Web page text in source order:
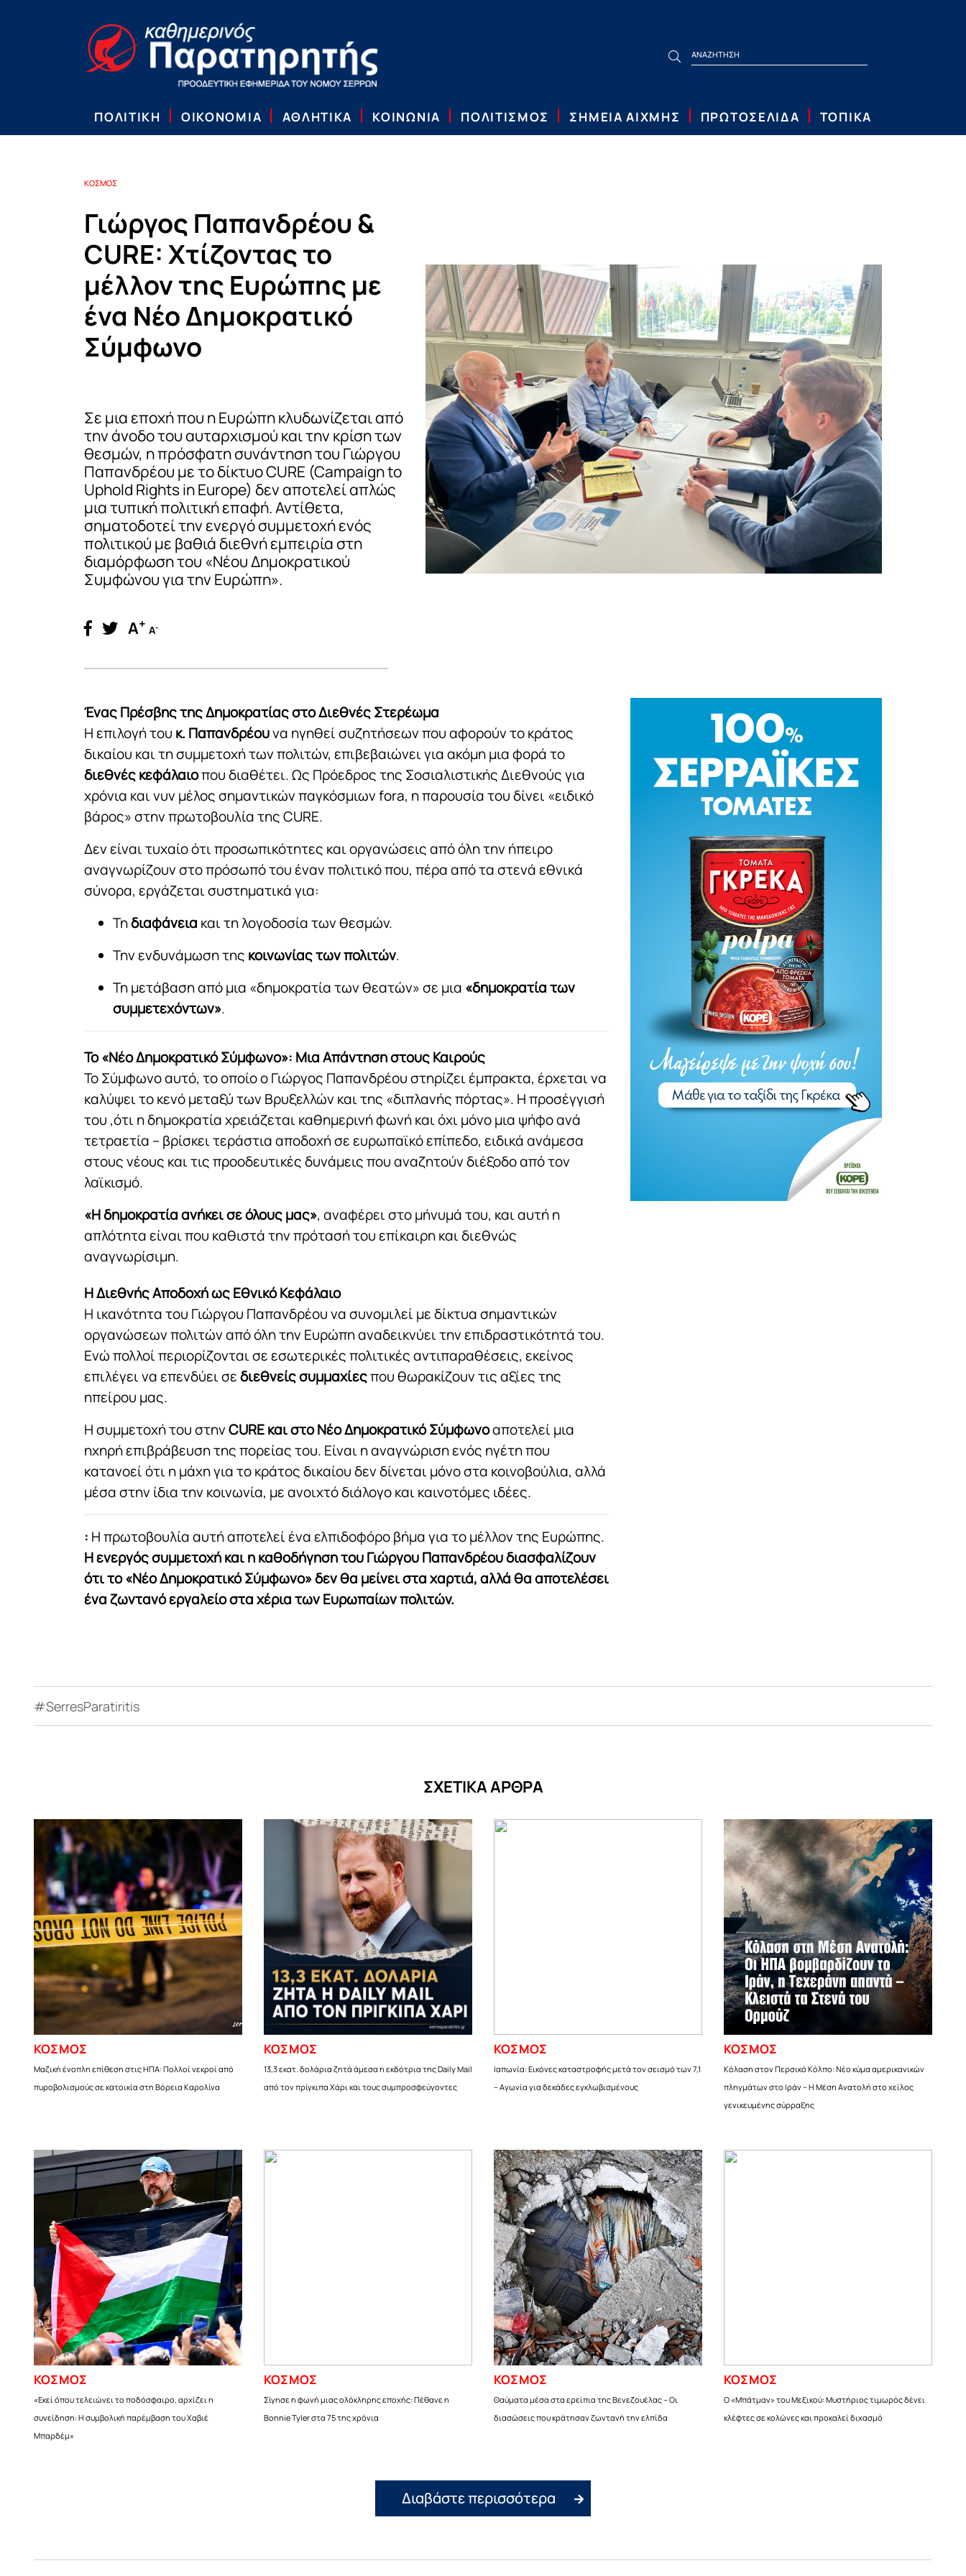
ΠΟΛΙΤΙΚΗ ΟΙΚΟΝΟΜΙΑ ΑΘΛΗΤΙΚΑ ΚΟΙΝΩΝΙΑ ΠΟΛΙΤΙΣΜΟΣ ΣΗΜΕΙΑ ΑΙΧΜΗΣ ΠΡΩΤΟΣΕΛΙΔΑ ΤΟΠΙΚΑ
ΚΟΣΜΟΣ
Γιώργος Παπανδρέου &
CURE: Χτίζοντας το
μέλλον της Ευρώπης με
ένα Νέο Δημοκρατικό
Σύμφωνο
Σε μια εποχή που η Ευρώπη κλυδωνίζεται από
την άνοδο του αυταρχισμού και την κρίση των
θεσμών, η πρόσφατη συνάντηση του Γιώργου
Παπανδρέου με το δίκτυο CURE (Campaign to
Uphold Rights in Europe) δεν αποτελεί απλώς
μια τυπική πολιτική επαφή. Αντίθετα,
σηματοδοτεί την ενεργό συμμετοχή ενός
πολιτικού με βαθιά διεθνή εμπειρία στη
διαμόρφωση του «Νέου Δημοκρατικού
Συμφώνου για την Ευρώπη».
A+ A-
Ένας Πρέσβης της Δημοκρατίας στο Διεθνές Στερέωμα
Η επιλογή του κ. Παπανδρέουνα ηγηθεί συζητήσεων που αφορούν το κράτος
δικαίου και τη συμμετοχή των πολιτών, επιβεβαιώνει για ακόμη μια φορά το
διεθνές κεφάλαιοπου διαθέτει. Ως Πρόεδρος της Σοσιαλιστικής Διεθνούς για
χρόνια και νυν μέλος σημαντικών παγκόσμιων fora, η παρουσία του δίνει «ειδικό
βάρος» στην πρωτοβουλία της CURE.
Δεν είναι τυχαίο ότι προσωπικότητες και οργανώσεις από όλη την ήπειρο
αναγνωρίζουν στο πρόσωπό του έναν πολιτικό που, πέρα από τα στενά εθνικά
σύνορα, εργάζεται συστηματικά για:
Τηδιαφάνεια και τη λογοδοσία των θεσμών.
Την ενδυνάμωση της κοινωνίας των πολιτών.
Τη μετάβαση από μια «δημοκρατία των θεατών» σε μια «δημοκρατία των
συμμετεχόντων».
Το «Νέο Δημοκρατικό Σύμφωνο»: Μια Απάντηση στους Καιρούς
Το Σύμφωνο αυτό, το οποίο ο Γιώργος Παπανδρέου στηρίζει έμπρακτα, έρχεται να
καλύψει το κενό μεταξύ των Βρυξελλών και της «διπλανής πόρτας». Η προσέγγισή
του ,ότι η δημοκρατία χρειάζεται καθημερινή φωνή και όχι μόνο μια ψήφο ανά
τετραετία – βρίσκει τεράστια αποδοχή σε ευρωπαϊκό επίπεδο, ειδικά ανάμεσα
στους νέους και τις προοδευτικές δυνάμεις που αναζητούν διέξοδο από τον
λαϊκισμό.
«Η δημοκρατία ανήκει σε όλους μας», αναφέρει στο μήνυμά του, και αυτή η
απλότητα είναι που καθιστά την πρότασή του επίκαιρη και διεθνώς
αναγνωρίσιμη.
Η Διεθνής Αποδοχή ως Εθνικό Κεφάλαιο
Η ικανότητα του Γιώργου Παπανδρέου να συνομιλεί με δίκτυα σημαντικών
οργανώσεων πολιτών από όλη την Ευρώπη αναδεικνύει την επιδραστικότητά του.
Ενώ πολλοί περιορίζονται σε εσωτερικές πολιτικές αντιπαραθέσεις, εκείνος
επιλέγει να επενδύει σεδιεθνείς συμμαχίεςπου θωρακίζουν τις αξίες της
ηπείρου μας.
Η συμμετοχή του στηνCURE και στο Νέο Δημοκρατικό Σύμφωνοαποτελεί μια
ηχηρή επιβράβευση της πορείας του. Είναι η αναγνώριση ενός ηγέτη που
κατανοεί ότι η μάχη για το κράτος δικαίου δεν δίνεται μόνο στα κοινοβούλια, αλλά
μέσα στην ίδια την κοινωνία, με ανοιχτό διάλογο και καινοτόμες ιδέες.
: Η πρωτοβουλία αυτή αποτελεί ένα ελπιδοφόρο βήμα για το μέλλον της Ευρώπης.
Η ενεργός συμμετοχή και η καθοδήγηση του Γιώργου Παπανδρέου διασφαλίζουν
ότι το «Νέο Δημοκρατικό Σύμφωνο» δεν θα μείνει στα χαρτιά, αλλά θα αποτελέσει
ένα ζωντανό εργαλείο στα χέρια των Ευρωπαίων πολιτών.
#SerresParatiritis
ΣΧΕΤΙΚΑ ΑΡΘΡΑ
ΚΟΣΜΟΣ
Μαζική ένοπλη επίθεση στις ΗΠΑ: Πολλοί νεκροί από
πυροβολισμούς σε κατοικία στη Βόρεια Καρολίνα
ΚΟΣΜΟΣ
13,3 εκατ. δολάρια ζητά άμεσα η εκδότρια της Daily Mail
από τον πρίγκιπα Χάρι και τους συμπροσφεύγοντες
ΚΟΣΜΟΣ
Ιαπωνία: Εικόνες καταστροφής μετά τον σεισμό των 7,1
– Αγωνία για δεκάδες εγκλωβισμένους
ΚΟΣΜΟΣ
Κόλαση στον Περσικό Κόλπο: Νέο κύμα αμερικανικών
πληγμάτων στο Ιράν – Η Μέση Ανατολή στο χείλος
γενικευμένης σύρραξης
ΚΟΣΜΟΣ
«Εκεί όπου τελειώνει το ποδόσφαιρο, αρχίζει η
συνείδηση: Η συμβολική παρέμβαση του Χαβιέ
Μπαρδέμ»
ΚΟΣΜΟΣ
Σίγησε η φωνή μιας ολόκληρης εποχής: Πέθανε η
Bonnie Tyler στα 75 της χρόνια
ΚΟΣΜΟΣ
Θαύματα μέσα στα ερείπια της Βενεζουέλας – Οι
διασώσεις που κράτησαν ζωντανή την ελπίδα
ΚΟΣΜΟΣ
Ο «Μπάτμαν» του Μεξικού: Μυστήριος τιμωρός δένει
κλέφτες σε κολώνες και προκαλεί διχασμό
Διαβάστε περισσότερα